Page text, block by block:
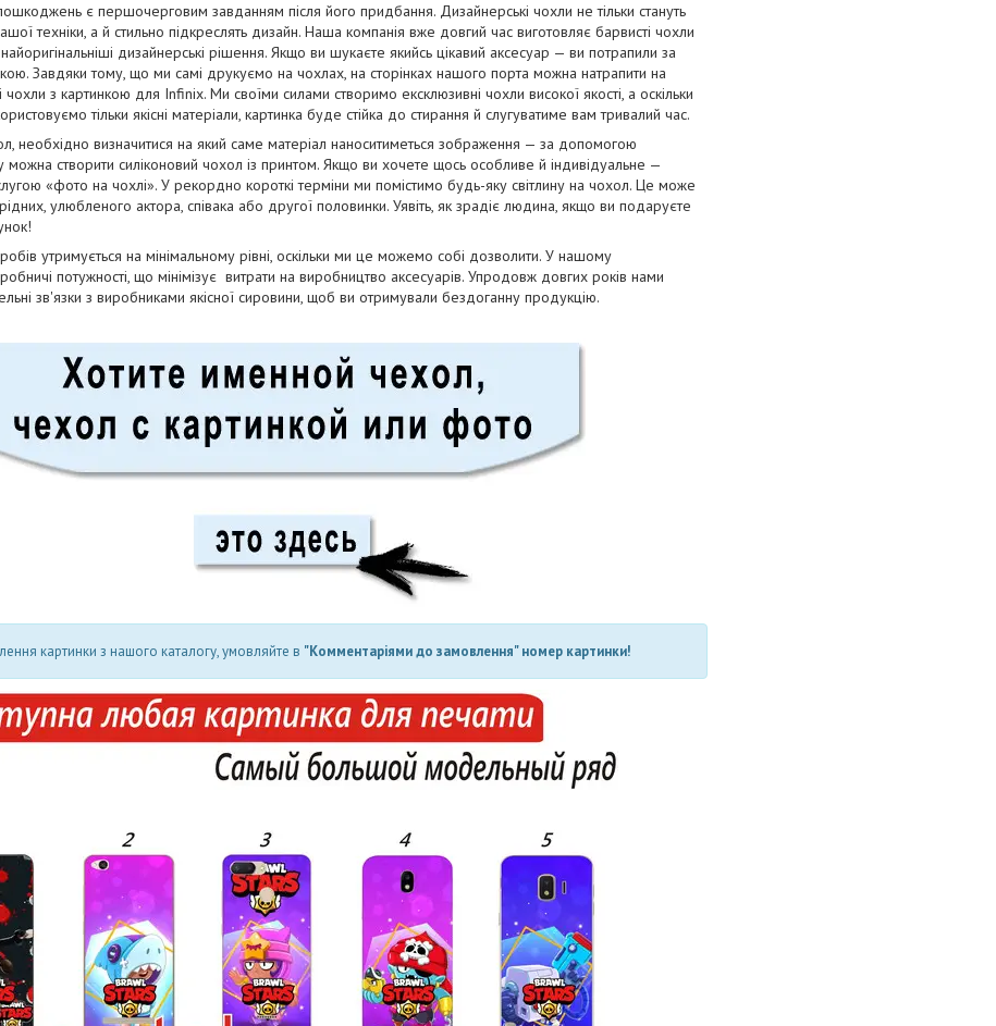
є першочерговим завданням після його придбання. Дизайнерські чохли не тільки стануть
техніки, а й стильно підкреслять дизайн. Наша компанія вже довгий час виготовляє барвисті чохли
дизайнерські рішення. Якщо ви шукаєте якийсь цікавий аксесуар — ви потрапили за
Завдяки тому, що ми самі друкуємо на чохлах, на сторінках нашого порта можна натрапити на
чохли з картинкою для Infinix. Ми своїми силами створимо ексклюзивні чохли високої якості, а оскільки
тільки якісні матеріали, картинка буде стійка до стирання й слугуватиме вам тривалий час.
необхідно визначитися на який саме матеріал наноситиметься зображення — за допомогою
можна створити силіконовий чохол із принтом. Якщо ви хочете щось особливе й індивідуальне —
«фото на чохлі». У рекордно короткі терміни ми помістимо будь-яку світлину на чохол. Це може
улюбленого актора, співака або другої половинки. Уявіть, як зрадіє людина, якщо ви подаруєте
утримується на мінімальному рівні, оскільки ми це можемо собі дозволити. У нашому
потужності, що мінімізує витрати на виробництво аксесуарів. Упродовж довгих років нами
зв'язки з виробниками якісної сировини, щоб ви отримували бездоганну продукцію.
картинки з нашого каталогу, умовляйте в "Комментаріями до замовлення" номер картинки!